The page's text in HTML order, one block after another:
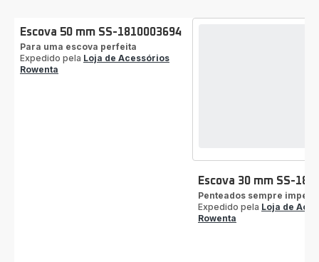
Escova 50 mm SS-1810003694
Para uma escova perfeita
Expedido pela Loja de Acessórios
Rowenta
Escova 30 mm SS-
Penteados sempre
Expedido pela Loja de
Rowenta